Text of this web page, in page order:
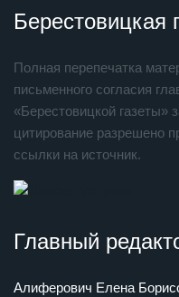
Берестовицкая
Полная перепечатка
письменного согласия
«Берестовицкой газеты»
цитирование разрешено
ссылки на источник.
Главный
Алиферович Елена